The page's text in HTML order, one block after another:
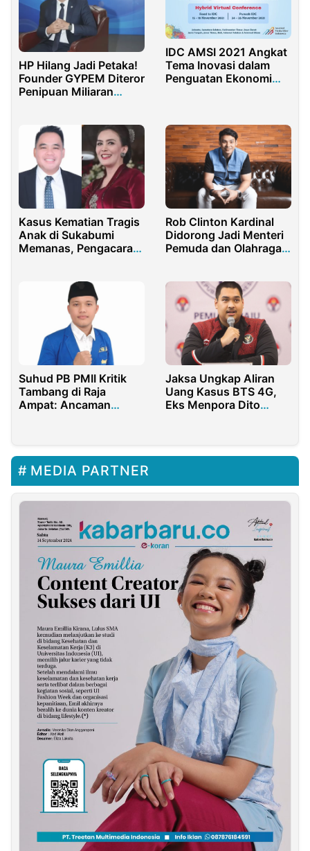
HP Hilang Jadi Petaka!
Founder GYPEM Diteror
Penipuan Miliaran
IDC AMSI 2021 Angkat
Tema Inovasi dalam
Penguatan Ekonomi
Kasus Kematian Tragis
Anak di Sukabumi
Memanas, Pengacara
Rob Clinton Kardinal
Didorong Jadi Menteri
Pemuda dan Olahraga
Suhud PB PMII Kritik
Tambang di Raja
Ampat: Ancaman
Jaksa Ungkap Aliran
Uang Kasus BTS 4G,
Eks Menpora Dito
MEDIA PARTNER